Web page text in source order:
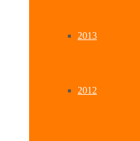
2013
2012